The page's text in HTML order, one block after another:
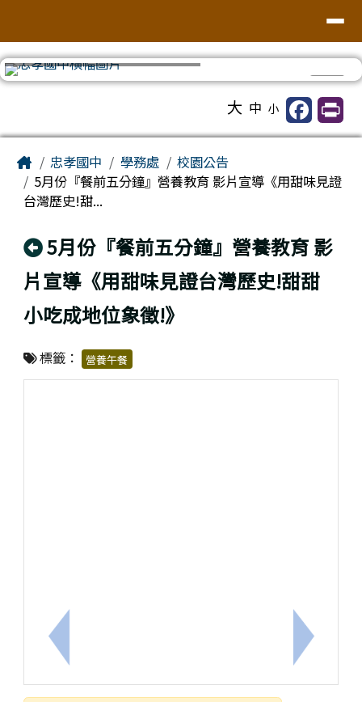
大 中 小
Home忠孝國中 學務處
校園公告
5月份『餐前五分鐘』營養教育 影片宣導《用甜味見證
台灣歷史!甜...
回上頁
5月份『餐前五分鐘』營養教育 影
片宣導《用甜味見證台灣歷史!甜甜
小吃成地位象徵!》
標籤： 營養午餐
上一筆：臺南市「114學年度第2學期友善校園問卷」
下一筆：